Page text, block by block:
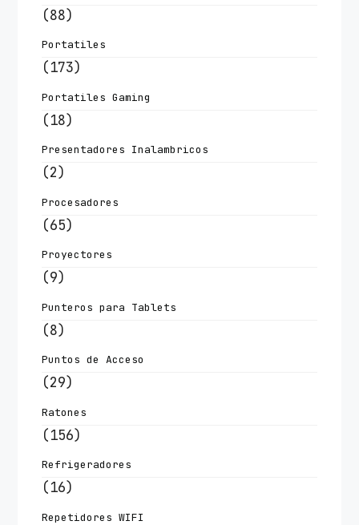
(88)
Portatiles
(173)
Portatiles Gaming
(18)
Presentadores Inalambricos
(2)
Procesadores
(65)
Proyectores
(9)
Punteros para Tablets
(8)
Puntos de Acceso
(29)
Ratones
(156)
Refrigeradores
(16)
Repetidores WIFI